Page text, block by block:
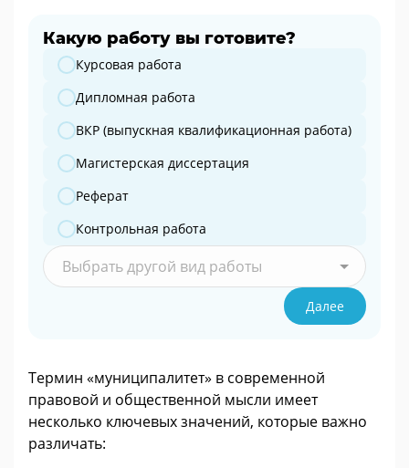
Какую работу вы готовите?
Какую работу вы готовите?
Курсовая работа
Дипломная работа
ВКР (выпускная квалификационная работа)
Магистерская диссертация
Реферат
Контрольная работа
Выбрать другой вид работы
Далее
Термин «муниципалитет» в современной
правовой и общественной мысли имеет
несколько ключевых значений, которые важно
различать: